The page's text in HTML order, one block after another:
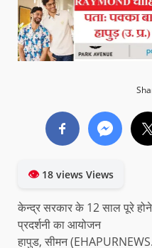
👁18 views Views
केन्द्र सरकार के 12 साल पूरे
प्रदर्शनी का आयोजन
हापुड, सीमन